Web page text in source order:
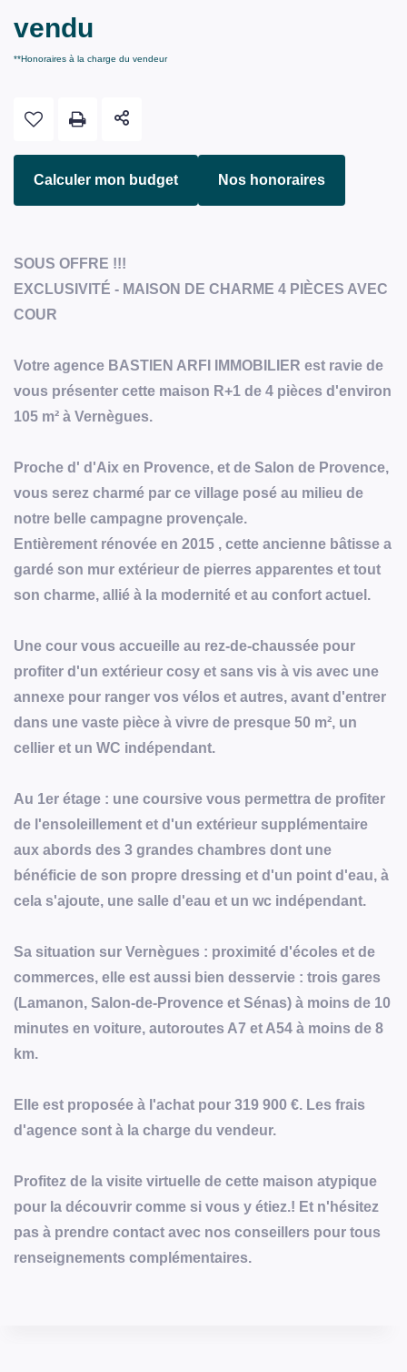
vendu
**Honoraires à la charge du vendeur
Calculer mon budget Nos honoraires
SOUS OFFRE !!!
EXCLUSIVITÉ - MAISON DE CHARME 4 PIÈCES AVEC
COUR
Votre agence BASTIEN ARFI IMMOBILIER est ravie de
vous présenter cette maison R+1 de 4 pièces d'environ
105 m² à Vernègues.
Proche d' d'Aix en Provence, et de Salon de Provence,
vous serez charmé par ce village posé au milieu de
notre belle campagne provençale.
Entièrement rénovée en 2015 , cette ancienne bâtisse a
gardé son mur extérieur de pierres apparentes et tout
son charme, allié à la modernité et au confort actuel.
Une cour vous accueille au rez-de-chaussée pour
profiter d'un extérieur cosy et sans vis à vis avec une
annexe pour ranger vos vélos et autres, avant d'entrer
dans une vaste pièce à vivre de presque 50 m², un
cellier et un WC indépendant.
Au 1er étage : une coursive vous permettra de profiter
de l'ensoleillement et d'un extérieur supplémentaire
aux abords des 3 grandes chambres dont une
bénéficie de son propre dressing et d'un point d'eau, à
cela s'ajoute, une salle d'eau et un wc indépendant.
Sa situation sur Vernègues : proximité d'écoles et de
commerces, elle est aussi bien desservie : trois gares
(Lamanon, Salon-de-Provence et Sénas) à moins de 10
minutes en voiture, autoroutes A7 et A54 à moins de 8
km.
Elle est proposée à l'achat pour 319 900 €. Les frais
d'agence sont à la charge du vendeur.
Profitez de la visite virtuelle de cette maison atypique
pour la découvrir comme si vous y étiez.! Et n'hésitez
pas à prendre contact avec nos conseillers pour tous
renseignements complémentaires.